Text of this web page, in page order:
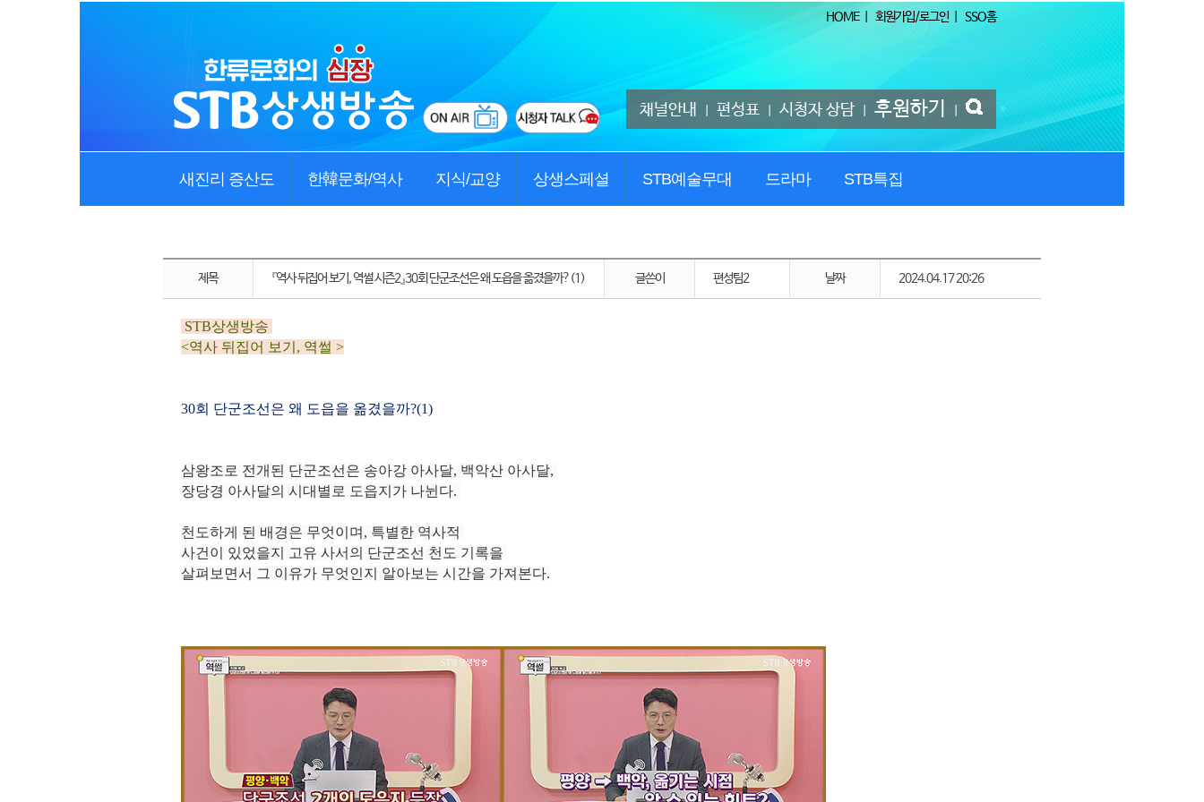
HOME| 회원가입/로그인 SSO홈
채널안내 편성표 시청자 상담 후원하기
새진리 증산도 한韓문화/역사 지식/교양 상생스페셜 STB예술무대 드라마 STB특집
제목 『역사 뒤집어 보기, 역썰 시즌2』30회 단군조선은 왜 도읍을 옮겼을까?(1) 글쓴이 편성팀2 날짜 2024.04.17 20:26
STB상생방송
<역사 뒤집어 보기, 역썰 >
30회 단군조선은 왜 도읍을 옮겼을까?(1)
삼왕조로 전개된 단군조선은 송아강 아사달, 백악산 아사달,
장당경 아사달의 시대별로 도읍지가 나뉜다.
천도하게 된 배경은 무엇이며, 특별한 역사적
사건이 있었을지
고유 사서의 단군조선 천도 기록을
살펴보면서 그 이유가 무엇인지 알아보는 시간을 가져본다.